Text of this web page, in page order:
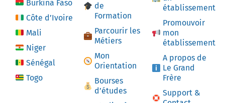
Burkina Faso
Côte d’Ivoire
Mali
Niger
Sénégal
Togo
de
Formation
Parcourir les
Métiers
Mon
Orientation
Bourses
d’études
établissement
Promouvoir
mon
établissement
A propos de
Le Grand
Frère
Support &